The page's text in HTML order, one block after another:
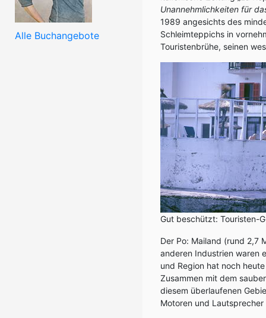
Alle Buchangebote
Unannehmlichkeiten für
1989 angesichts des
Schleimteppichs in
Touristenbrühe, seinen
Gut beschützt: Touristen-
Der Po: Mailand (rund 2,7
anderen Industrien waren
und Region hat noch
Zusammen mit dem
diesem überlaufenen
Motoren und